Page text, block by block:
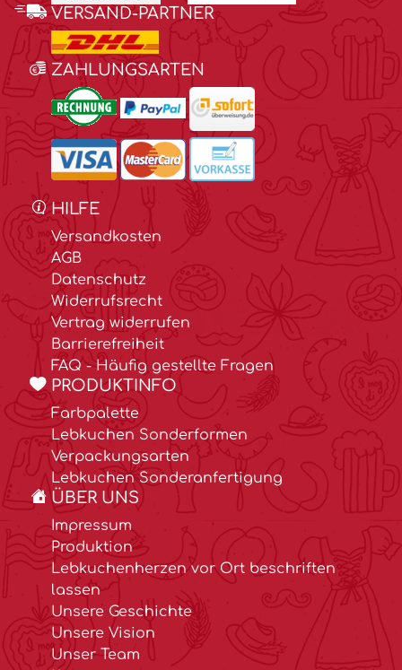
VERSAND-PARTNER
ZAHLUNGSARTEN
HILFE
Versandkosten
AGB
Datenschutz
Widerrufsrecht
Vertrag widerrufen
Barrierefreiheit
FAQ - Häufig gestellte Fragen
PRODUKTINFO
Farbpalette
Lebkuchen Sonderformen
Verpackungsarten
Lebkuchen Sonderanfertigung
ÜBER UNS
Impressum
Produktion
Lebkuchenherzen vor Ort beschriften
lassen
Unsere Geschichte
Unsere Vision
Unser Team